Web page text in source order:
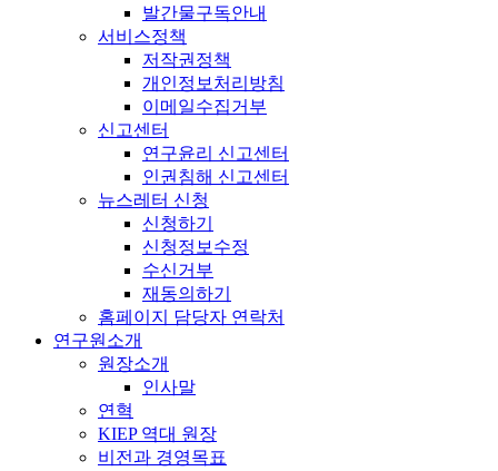
발간물구독안내
서비스정책
저작권정책
개인정보처리방침
이메일수집거부
신고센터
연구윤리 신고센터
인권침해 신고센터
뉴스레터 신청
신청하기
신청정보수정
수신거부
재동의하기
홈페이지 담당자 연락처
연구원소개
원장소개
인사말
연혁
KIEP 역대 원장
비전과 경영목표